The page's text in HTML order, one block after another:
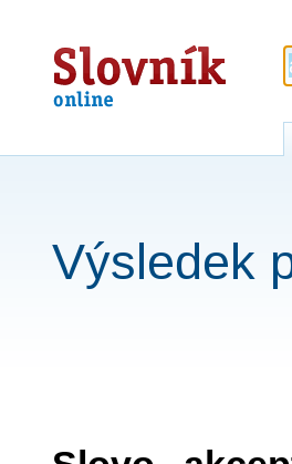
Slovník
online
Výsledek